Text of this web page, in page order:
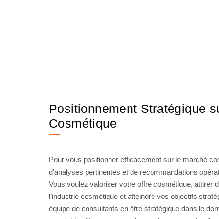
Positionnement Stratégique
Cosmétique
Pour vous positionner efficacement sur le marché
d’analyses pertinentes et de recommandations
Vous voulez valoriser votre offre cosmétique, attirer
l’industrie cosmétique et atteindre vos objectifs
équipe de consultants en être stratégique dans le